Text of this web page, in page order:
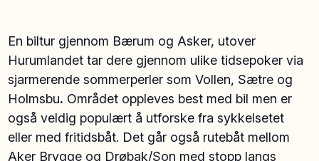
En biltur gjennom Bærum og Asker, utover
Hurumlandet tar dere gjennom ulike tidsepoker via
sjarmerende sommerperler som Vollen, Sætre og
Holmsbu. Området oppleves best med bil men er
også veldig populært å utforske fra sykkelsetet
eller med fritidsbåt. Det går også rutebåt mellom
Aker Brygge og Drøbak/Son med stopp langs